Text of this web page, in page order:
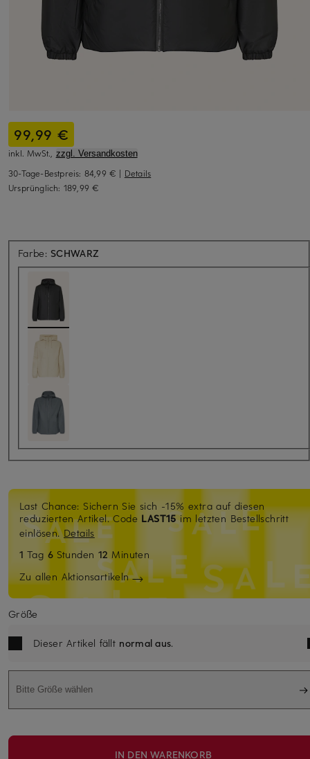
99,99 €
inkl. MwSt., zzgl. Versandkosten
30-Tage-Bestpreis: 84,99 € | Details
Ursprünglich: 189,99 €
Farbe: SCHWARZ
Last Chance: Sichern Sie sich -15% extra auf diesen
reduzierten Artikel. Code LAST15im letzten Bestellschritt
einlösen.Details
1 Tag 6 Stunden 12 Minuten
Zu allen Aktionsartikeln
Größe
Dieser Artikel fällt normal aus.
Bitte Größe wählen
IN DEN WARENKORB